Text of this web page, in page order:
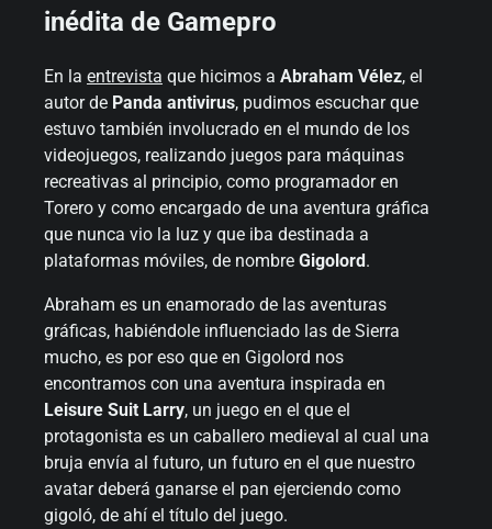
inédita de Gamepro
En la entrevista que hicimos a Abraham Vélez, el
autor de Panda antivirus, pudimos escuchar que
estuvo también involucrado en el mundo de los
videojuegos, realizando juegos para máquinas
recreativas al principio, como programador en
Torero y como encargado de una aventura gráfica
que nunca vio la luz y que iba destinada a
plataformas móviles, de nombre Gigolord .
Abraham es un enamorado de las aventuras
gráficas, habiéndole influenciado las de Sierra
mucho, es por eso que en Gigolord nos
encontramos con una aventura inspirada en
Leisure Suit Larry, un juego en el que el
protagonista es un caballero medieval al cual una
bruja envía al futuro, un futuro en el que nuestro
avatar deberá ganarse el pan ejerciendo como
gigoló, de ahí el título del juego.